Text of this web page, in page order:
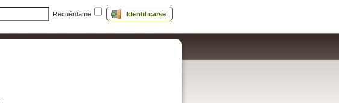
Recuérdame Identificarse